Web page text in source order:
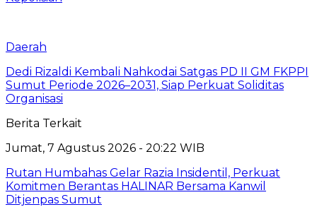
Daerah
Dedi Rizaldi Kembali Nahkodai Satgas PD II GM FKPPI
Sumut Periode 2026–2031, Siap Perkuat Soliditas
Organisasi
Berita Terkait
Jumat, 7 Agustus 2026 - 20:22 WIB
Rutan Humbahas Gelar Razia Insidentil, Perkuat
Komitmen Berantas HALINAR Bersama Kanwil
Ditjenpas Sumut